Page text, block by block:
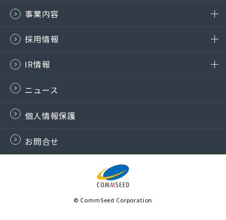
事業内容
採用情報
IR情報
ニュース
個人情報保護
お問合せ
© CommSeed Corporation